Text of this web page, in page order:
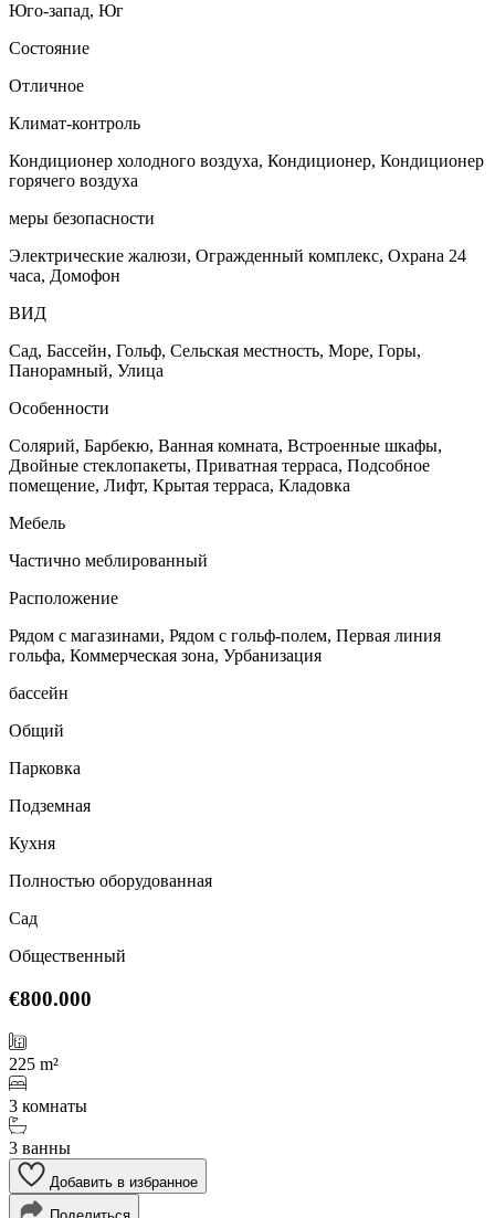
Юго-запад, Юг
Состояние
Отличное
Климат-контроль
Кондиционер холодного воздуха, Кондиционер, Кондиционер
горячего воздуха
меры безопасности
Электрические жалюзи, Огражденный комплекс, Охрана 24
часа, Домофон
ВИД
Сад, Бассейн, Гольф, Сельская местность, Море, Горы,
Панорамный, Улица
Особенности
Солярий, Барбекю, Ванная комната, Встроенные шкафы,
Двойные стеклопакеты, Приватная терраса, Подсобное
помещение, Лифт, Крытая терраса, Кладовка
Мебель
Частично меблированный
Расположение
Рядом с магазинами, Рядом с гольф-полем, Первая линия
гольфа, Коммерческая зона, Урбанизация
бассейн
Общий
Парковка
Подземная
Кухня
Полностью оборудованная
Сад
Общественный
€800.000
225 m²
3 комнаты
3 ванны
Добавить в избранное